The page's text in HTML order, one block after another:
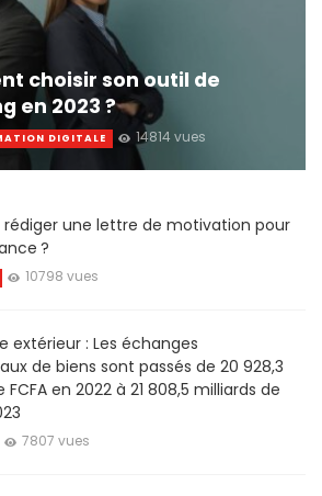
choisir son outil de
en 2023 ?
DIGITALE 14814 vues
une lettre de motivation pour
?
10798 vues
extérieur : Les échanges
de biens sont passés de 20 928,3
FCFA en 2022 à 21 808,5 milliards de
7807 vues